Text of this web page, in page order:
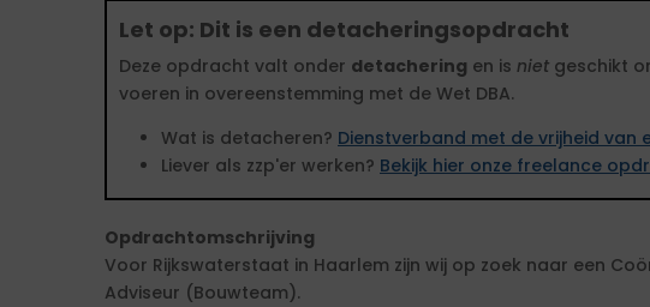
Let op: Dit is een detacheringsopdracht
Deze opdracht valt onder detachering en is niet geschikt
voeren in overeenstemming met de Wet DBA.
Wat is detacheren? Dienstverband met de vrijheid van
Liever als zzp'er werken? Bekijk hier onze freelance
Opdrachtomschrijving
Voor Rijkswaterstaat in Haarlem zijn wij op zoek naar een
Adviseur (Bouwteam).